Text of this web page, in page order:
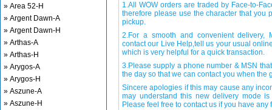
» Area 52-H
» Argent Dawn-A
» Argent Dawn-H
» Arthas-A
» Arthas-H
» Arygos-A
» Arygos-H
» Aszune-A
» Aszune-H
1.All WOW orders are traded by Face-to-
therefore please use the character that you
pickup.
2.For a smooth and convenient delivery,
contact our Live Help,tell us your usual
which is very helpful for a quick transaction.
3.Please supply a phone number & MSN
the day so that we can contact you when the
Sincere apologies if this may cause any
may understand this new delivery mode
Please feel free to contact us if you have any